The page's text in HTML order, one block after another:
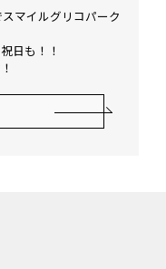
マイルグリコパーク
日も！！